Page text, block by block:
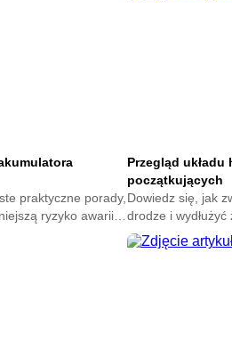
praktyczne porady,
ryzyko awarii,
i obniżą koszty
wysiłku.
Przegląd
początkujących
Dowiedz się, jak
drodze i
prostym,
zaczynających